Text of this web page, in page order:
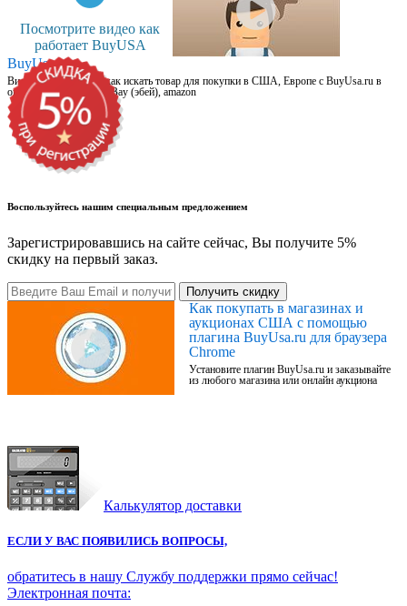
Посмотрите видео как
работает BuyUSA
BuyUsa.ru
Видео для новичков: как искать товар для покупки в США, Европе с BuyUsa.ru в
онлайн магазинах, на eBay (эбей), amazon
Воспользуйтесь нашим специальным предложением
Зарегистрировавшись на сайте сейчас, Вы получите 5%
скидку на первый заказ.
Получить скидку
Как покупать в магазинах и
аукционах США с помощью
плагина BuyUsa.ru для браузера
Chrome
Установите плагин BuyUsa.ru и заказывайте
из любого магазина или онлайн аукциона
Калькулятор доставки
ЕСЛИ У ВАС ПОЯВИЛИСЬ ВОПРОСЫ,
обратитесь в нашу Службу поддержки прямо сейчас!
Электронная почта: